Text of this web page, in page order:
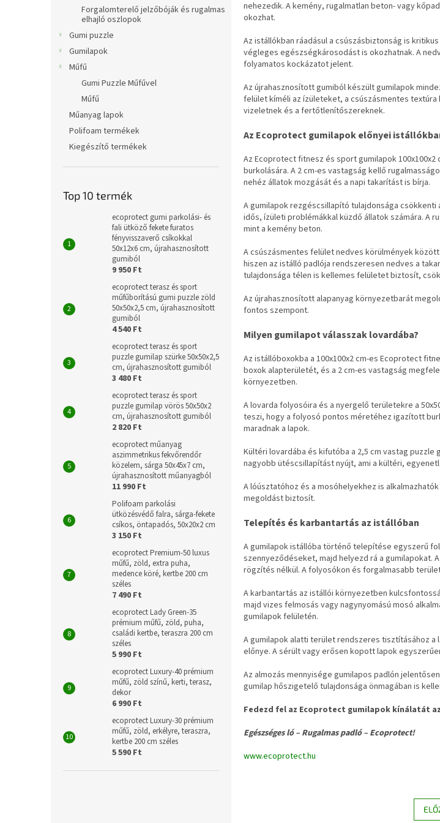
Forgalomterelő jelzőbóják és rugalmas
elhajló oszlopok
Gumi puzzle
Gumilapok
Műfű
Gumi Puzzle Műfűvel
Műfű
Műanyag lapok
Polifoam termékek
Kiegészítő termékek
Top 10 termék
ecoprotect gumi parkolási- és
fali ütköző fekete furatos
fényvisszaverő csíkokkal
50x12x6 cm, újrahasznosított
gumiból
9 950 Ft
ecoprotect terasz és sport
műfűborítású gumi puzzle zöld
50x50x2,5 cm, újrahasznosított
gumiból
4 540 Ft
ecoprotect terasz és sport
puzzle gumilap szürke 50x50x2,5
cm, újrahasznosított gumiból
3 480 Ft
ecoprotect terasz és sport
puzzle gumilap vörös 50x50x2
cm, újrahasznosított gumiból
2 820 Ft
ecoprotect műanyag
aszimmetrikus fekvőrendőr
közelem, sárga 50x45x7 cm,
újrahasznosított műanyagból
11 990 Ft
Polifoam parkolási
ütközésvédő falra, sárga-fekete
csíkos, öntapadós, 50x20x2 cm
3 150 Ft
ecoprotect Premium-50 luxus
műfű, zöld, extra puha,
medence köré, kertbe 200 cm
széles
7 490 Ft
ecoprotect Lady Green-35
prémium műfű, zöld, puha,
családi kertbe, teraszra 200 cm
széles
5 990 Ft
ecoprotect Luxury-40 prémium
műfű, zöld színű, kerti, terasz,
dekor
6 990 Ft
ecoprotect Luxury-30 prémium
műfű, zöld, erkélyre, teraszra,
kertbe 200 cm széles
5 590 Ft
nehezedik. A kemény, rugalmatlan beton- vagy
okozhat.
Az istállókban ráadásul a csúszásbiztonság is
végleges egészségkárosodást is okozhatnak. A
folyamatos kockázatot jelent.
Az újrahasznosított gumiból készült gumilapok
felület kíméli az ízületeket, a csúszásmentes
vizeletnek és a fertőtlenítőszereknek.
Az Ecoprotect gumilapok előnyei
Az Ecoprotect fitnesz és sport gumilapok
burkolására. A 2 cm-es vastagság kellő
nehéz állatok mozgását és a napi takarítást is bírja.
A gumilapok rezgéscsillapító tulajdonsága
idős, ízületi problémákkal küzdő állatok számára. A
mint a kemény beton.
A csúszásmentes felület nedves körülmények
hiszen az istálló padlója rendszeresen nedves a
tulajdonsága télen is kellemes felületet biztosít,
Az újrahasznosított alapanyag környezetbarát
fontos szempont.
Milyen gumilapot válasszak lovardába?
Az istállóboxokba a 100x100x2 cm-es Ecoprotect
boxok alapterületét, és a 2 cm-es vastagság
környezetben.
A lovarda folyosóira és a nyergelő területekre a
teszi, hogy a folyosó pontos méretéhez igazított
maradnak a lapok.
Kültéri lovardába és kifutóba a 2,5 cm vastag puzzle
nagyobb ütéscsillapítást nyújt, ami a kültéri,
A lóúsztatóhoz és a mosóhelyekhez is
megoldást biztosít.
Telepítés és karbantartás az istállóban
A gumilapok istállóba történő telepítése egyszerű
szennyeződéseket, majd helyezd rá a gumilapokat.
rögzítés nélkül. A folyosókon és forgalmasabb
A karbantartás az istállói környezetben
majd vizes felmosás vagy nagynyomású mosó
gumilapok felületén.
A gumilapok alatti terület rendszeres tisztításához
előnye. A sérült vagy erősen kopott lapok
Az almozás mennyisége gumilapos padlón
gumilap hőszigetelő tulajdonsága önmagában is
Fedezd fel az Ecoprotect gumilapok kínálatát
Egészséges ló – Rugalmas padló – Ecoprotect!
www.ecoprotect.hu